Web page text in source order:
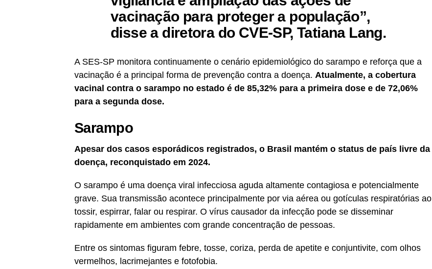
vacinação para proteger a população”,
disse a diretora do CVE-SP, Tatiana Lang.
A SES-SP monitora continuamente o cenário epidemiológico do sarampo e reforça que a
vacinação é a principal forma de prevenção contra a doença. Atualmente, a cobertura
vacinal contra o sarampo no estado é de 85,32% para a primeira dose e de 72,06%
para a segunda dose.
Sarampo
Apesar dos casos esporádicos registrados, o Brasil mantém o status de país livre da
doença, reconquistado em 2024.
O sarampo é uma doença viral infecciosa aguda altamente contagiosa e potencialmente
grave. Sua transmissão acontece principalmente por via aérea ou gotículas respiratórias ao
tossir, espirrar, falar ou respirar. O vírus causador da infecção pode se disseminar
rapidamente em ambientes com grande concentração de pessoas.
Entre os sintomas figuram febre, tosse, coriza, perda de apetite e conjuntivite, com olhos
vermelhos, lacrimejantes e fotofobia.